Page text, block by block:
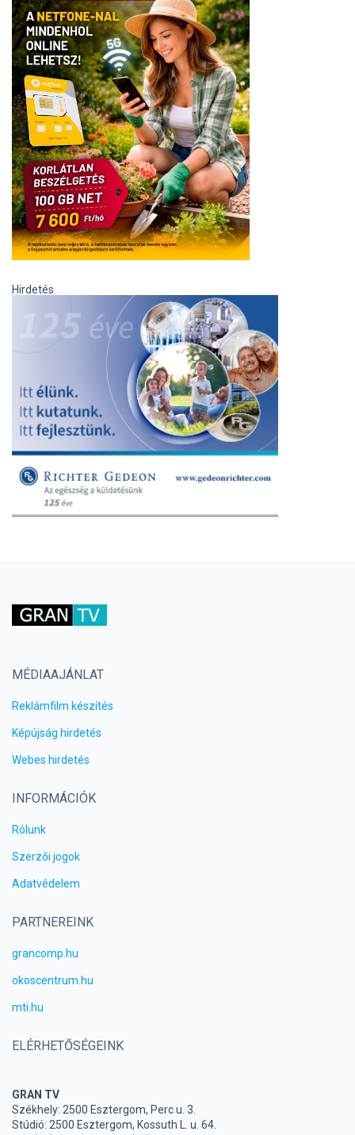
Hirdetés
MÉDIAAJÁNLAT
Reklámfilm készítés
Képújság hirdetés
Webes hirdetés
INFORMÁCIÓK
Rólunk
Szerzői jogok
Adatvédelem
PARTNEREINK
grancomp.hu
okoscentrum.hu
mti.hu
ELÉRHETŐSÉGEINK
GRAN TV
Székhely: 2500 Esztergom, Perc u. 3.
Stúdió: 2500 Esztergom, Kossuth L. u. 64.